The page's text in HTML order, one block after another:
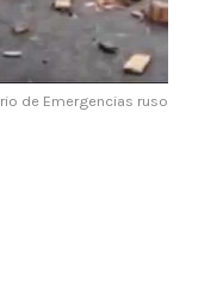
de Emergencias ruso